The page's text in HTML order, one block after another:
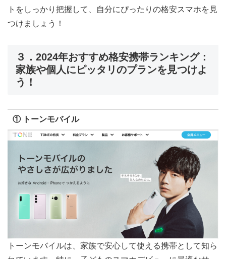
トをしっかり把握して、自分にぴったりの格安スマホを見
つけましょう！
３．2024年おすすめ格安携帯ランキング：
家族や個人にピッタリのプランを見つけよ
う！
① トーンモバイル
トーンモバイルは、家族で安心して使える携帯として知ら